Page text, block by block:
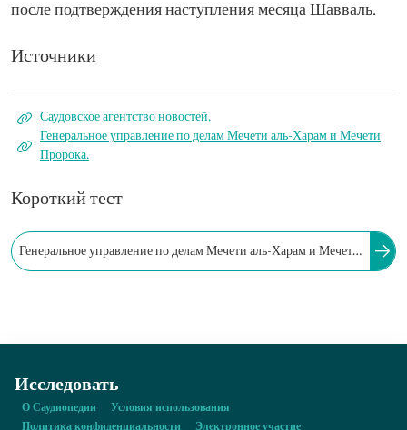
после подтверждения наступления месяца Шавваль.
Источники
Саудовское агентство новостей.
Генеральное управление по делам Мечети аль-Харам и Мечети
Пророка.
Короткий тест
Генеральное управление по делам Мечети аль-Харам и Мечети
Исследовать
О Саудиопедии
Условия использования
Политика конфиденциальности
Электронное участие